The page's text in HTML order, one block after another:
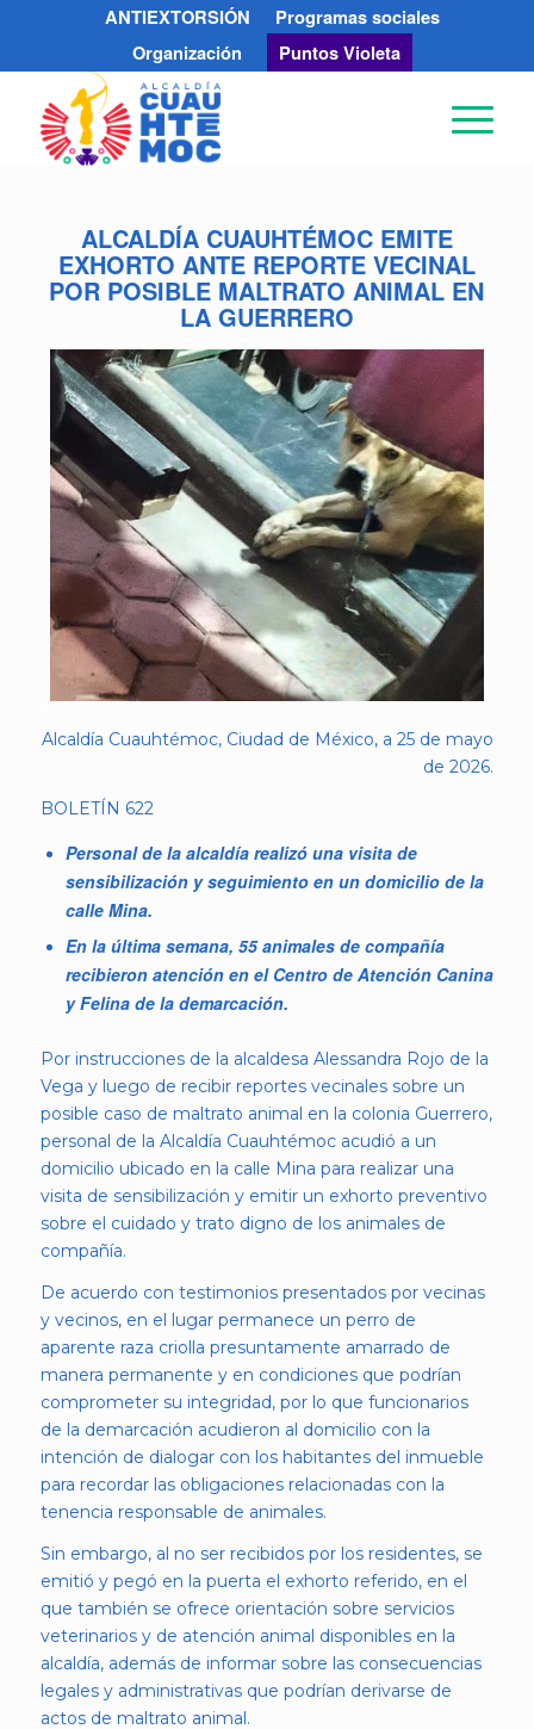
ANTIEXTORSIÓN
Programas sociales
Organización
Puntos Violeta
ALCALDÍA CUAUHTÉMOC EMITE
EXHORTO ANTE REPORTE VECINAL
POR POSIBLE MALTRATO ANIMAL EN
LA GUERRERO
Alcaldía Cuauhtémoc, Ciudad de México, a 25 de mayo
de 2026.
BOLETÍN 622
Personal de la alcaldía realizó una visita de
sensibilización y seguimiento en un domicilio de la
calle Mina.
En la última semana, 55 animales de compañía
recibieron atención en el Centro de Atención Canina
y Felina de la demarcación.
Por instrucciones de la alcaldesa Alessandra Rojo de la
Vega y luego de recibir reportes vecinales sobre un
posible caso de maltrato animal en la colonia Guerrero,
personal de la Alcaldía Cuauhtémoc acudió a un
domicilio ubicado en la calle Mina para realizar una
visita de sensibilización y emitir un exhorto preventivo
sobre el cuidado y trato digno de los animales de
compañía.
De acuerdo con testimonios presentados por vecinas
y vecinos, en el lugar permanece un perro de
aparente raza criolla presuntamente amarrado de
manera permanente y en condiciones que podrían
comprometer su integridad, por lo que funcionarios
de la demarcación acudieron al domicilio con la
intención de dialogar con los habitantes del inmueble
para recordar las obligaciones relacionadas con la
tenencia responsable de animales.
Sin embargo, al no ser recibidos por los residentes, se
emitió y pegó en la puerta el exhorto referido, en el
que también se ofrece orientación sobre servicios
veterinarios y de atención animal disponibles en la
alcaldía, además de informar sobre las consecuencias
legales y administrativas que podrían derivarse de
actos de maltrato animal.